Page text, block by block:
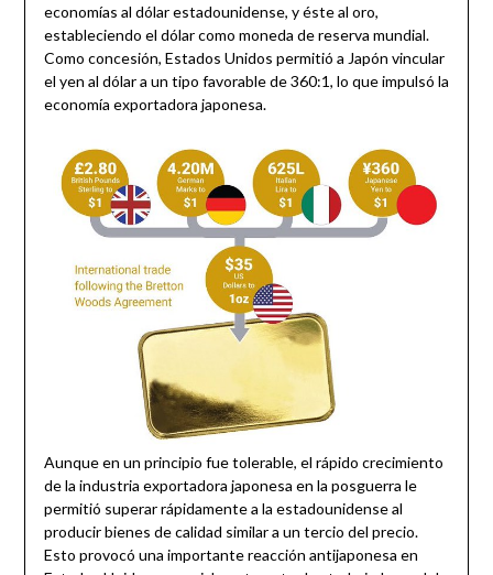
economías al dólar estadounidense, y éste al oro,
estableciendo el dólar como moneda de reserva mundial.
Como concesión, Estados Unidos permitió a Japón vincular
el yen al dólar a un tipo favorable de 360:1, lo que impulsó la
economía exportadora japonesa.
Aunque en un principio fue tolerable, el rápido crecimiento
de la industria exportadora japonesa en la posguerra le
permitió superar rápidamente a la estadounidense al
producir bienes de calidad similar a un tercio del precio.
Esto provocó una importante reacción antijaponesa en